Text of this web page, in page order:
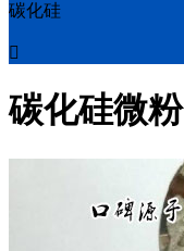
碳化硅

碳化硅微粉